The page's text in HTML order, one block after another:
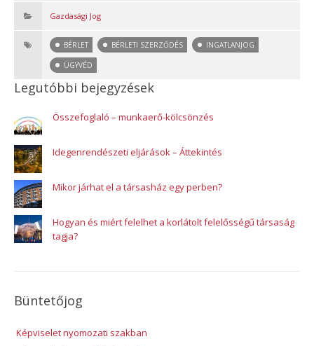
Gazdasági Jog
BÉRLET BÉRLETI SZERZŐDÉS INGATLANJOG
ÜGYVÉD
Legutóbbi bejegyzések
Összefoglaló – munkaerő-kölcsönzés
Idegenrendészeti eljárások – Áttekintés
Mikor járhat el a társasház egy perben?
Hogyan és miért felelhet a korlátolt felelősségű társaság
tagja?
Büntetőjog
Képviselet nyomozati szakban